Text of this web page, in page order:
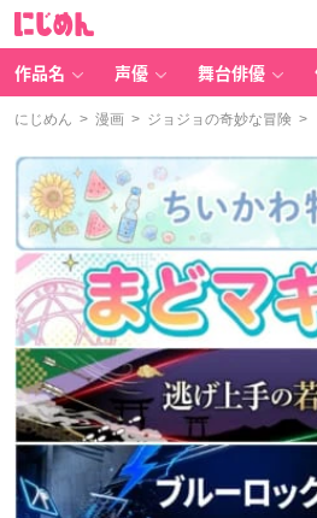
作品名 声優 舞台俳優
にじめん > 漫画 > ジョジョの奇妙な冒険 >